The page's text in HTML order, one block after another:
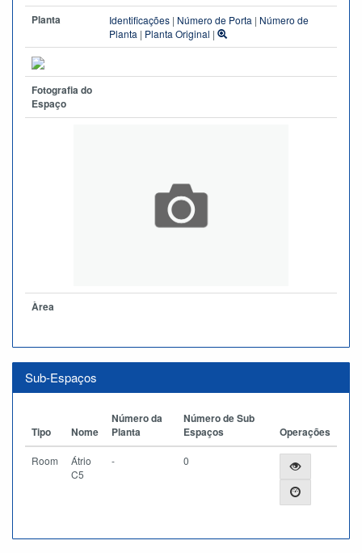
Planta
Identificações | Número de Porta | Número de
Planta | Planta Original |
Fotografia do
Espaço
Àrea
Sub-Espaços
Tipo Nome
Número da
Planta
Número de Sub
Espaços
Operações
Room
Átrio
C5
- 0